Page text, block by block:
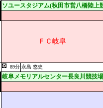
ソユースタジアム(秋田市営八橋陸上
ＦＣ岐阜
89分 永島 悠史
岐阜メモリアルセンター長良川競技場